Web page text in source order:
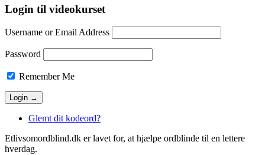
Login til videokurset
Username or Email Address
Password
Remember Me
Glemt dit kodeord?
Etlivsomordblind.dk er lavet for, at hjælpe ordblinde til en lettere
hverdag.